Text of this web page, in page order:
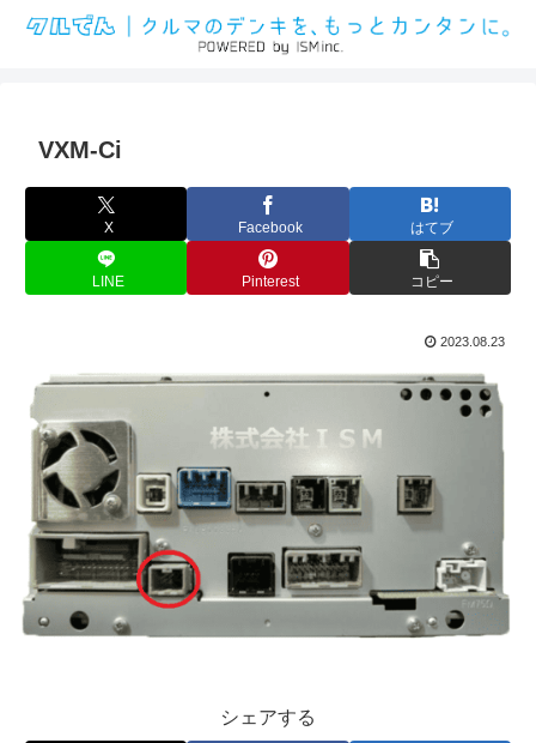
VXM-Ci
X Facebook はてブ
LINE Pinterest コピー
2023.08.23
シェアする